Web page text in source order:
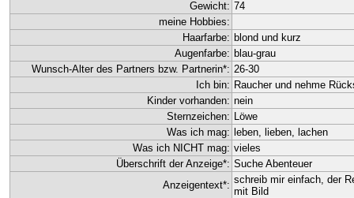
Gewicht: 74
meine Hobbies:
Haarfarbe: blond und kurz
Augenfarbe: blau-grau
Wunsch-Alter des Partners bzw. Partnerin*: 26-30
Ich bin: Raucher und nehme
Kinder vorhanden: nein
Sternzeichen: Löwe
Was ich mag: leben, lieben, lachen
Was ich NICHT mag: vieles
Überschrift der Anzeige*: Suche Abenteuer
Anzeigentext*: schreib mir einfach, der
mit Bild